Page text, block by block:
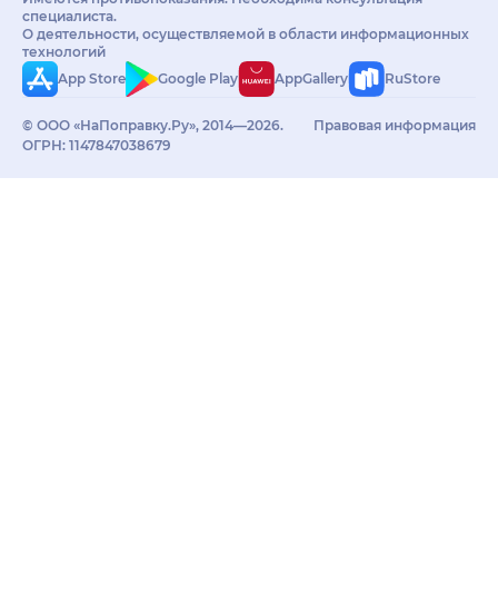
специалиста.
О деятельности, осуществляемой в области информационных
технологий
App Store
Google Play AppGallery RuStore
© ООО «НаПоправку.Ру», 2014—2026.
ОГРН: 1147847038679
Правовая информация